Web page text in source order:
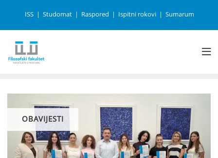
ISS Studomat Raspored Ispitni rokovi Sumarum
OBAVIJESTI